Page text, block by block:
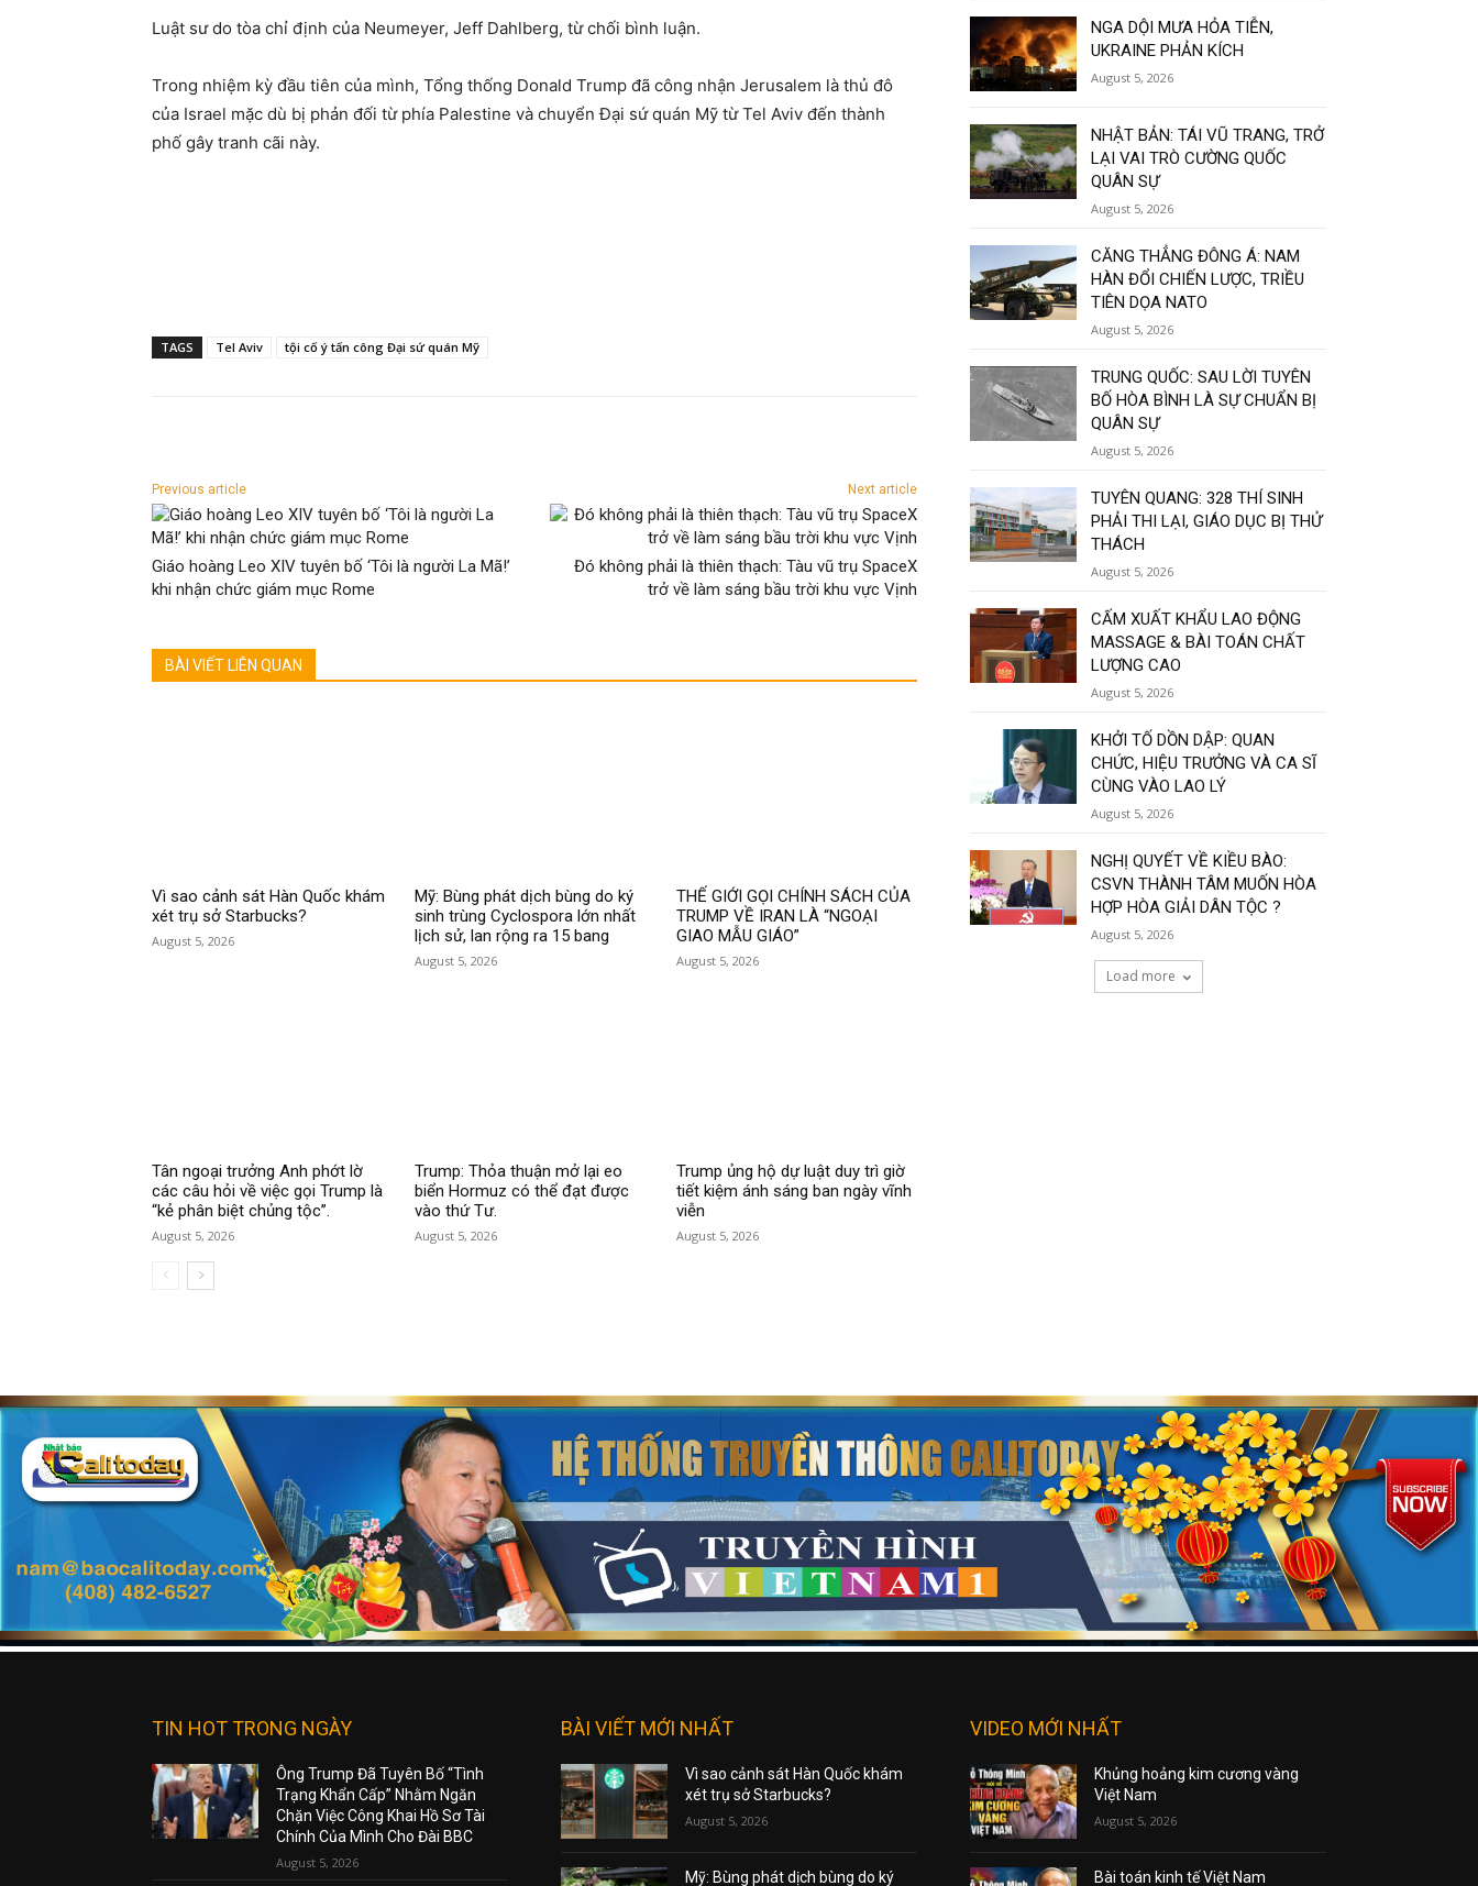
Luật sư do tòa chỉ định của Neumeyer, Jeff Dahlberg, từ chối bình luận.
Trong nhiệm kỳ đầu tiên của mình, Tổng thống Donald Trump đã công nhận Jerusalem là thủ đô
của Israel mặc dù bị phản đối từ phía Palestine và chuyển Đại sứ quán Mỹ từ Tel Aviv đến thành
phố gây tranh cãi này.
TAGS Tel Aviv tội cố ý tấn công Đại sứ quán Mỹ
Previous article
Giáo hoàng Leo XIV tuyên bố ‘Tôi là người La Mã!’
khi nhận chức giám mục Rome
Next article
Đó không phải là thiên thạch: Tàu vũ trụ SpaceX
trở về làm sáng bầu trời khu vực Vịnh
BÀI VIẾT LIÊN QUAN
Vì sao cảnh sát Hàn Quốc khám
xét trụ sở Starbucks?
August 5, 2026
Mỹ: Bùng phát dịch bùng do ký
sinh trùng Cyclospora lớn nhất
lịch sử, lan rộng ra 15 bang
August 5, 2026
THẾ GIỚI GỌI CHÍNH SÁCH CỦA
TRUMP VỀ IRAN LÀ “NGOẠI
GIAO MẪU GIÁO”
August 5, 2026
Tân ngoại trưởng Anh phớt lờ
các câu hỏi về việc gọi Trump là
“kẻ phân biệt chủng tộc”.
August 5, 2026
Trump: Thỏa thuận mở lại eo
biển Hormuz có thể đạt được
vào thứ Tư.
August 5, 2026
Trump ủng hộ dự luật duy trì giờ
tiết kiệm ánh sáng ban ngày vĩnh
viễn
August 5, 2026
NGA DỘI MƯA HỎA TIỄN,
UKRAINE PHẢN KÍCH
August 5, 2026
NHẬT BẢN: TÁI VŨ TRANG, TRỞ
LẠI VAI TRÒ CƯỜNG QUỐC
QUÂN SỰ
August 5, 2026
CĂNG THẲNG ĐÔNG Á: NAM
HÀN ĐỔI CHIẾN LƯỢC, TRIỀU
TIÊN DỌA NATO
August 5, 2026
TRUNG QUỐC: SAU LỜI TUYÊN
BỐ HÒA BÌNH LÀ SỰ CHUẨN BỊ
QUÂN SỰ
August 5, 2026
TUYÊN QUANG: 328 THÍ SINH
PHẢI THI LẠI, GIÁO DỤC BỊ THỬ
THÁCH
August 5, 2026
CẤM XUẤT KHẨU LAO ĐỘNG
MASSAGE & BÀI TOÁN CHẤT
LƯỢNG CAO
August 5, 2026
KHỞI TỐ DỒN DẬP: QUAN
CHỨC, HIỆU TRƯỞNG VÀ CA SĨ
CÙNG VÀO LAO LÝ
August 5, 2026
NGHỊ QUYẾT VỀ KIỀU BÀO:
CSVN THÀNH TÂM MUỐN HÒA
HỢP HÒA GIẢI DÂN TỘC ?
August 5, 2026
Load more
TIN HOT TRONG NGÀY
Ông Trump Đã Tuyên Bố “Tình
Trạng Khẩn Cấp” Nhằm Ngăn
Chặn Việc Công Khai Hồ Sơ Tài
Chính Của Mình Cho Đài BBC
August 5, 2026
BÀI VIẾT MỚI NHẤT
Vì sao cảnh sát Hàn Quốc khám
xét trụ sở Starbucks?
August 5, 2026
Mỹ: Bùng phát dịch bùng do ký
VIDEO MỚI NHẤT
Khủng hoảng kim cương vàng
Việt Nam
August 5, 2026
Bài toán kinh tế Việt Nam